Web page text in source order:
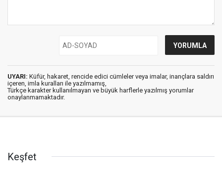
UYARI: Küfür, hakaret, rencide edici cümleler veya imalar, inançlara saldırı
içeren, imla kuralları ile yazılmamış,
Türkçe karakter kullanılmayan ve büyük harflerle yazılmış yorumlar
onaylanmamaktadır.
Keşfet